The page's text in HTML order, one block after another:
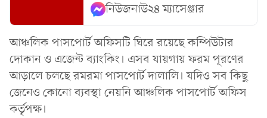
নিউজনাউ২৪ ম্যাসেঞ্জার
আঞ্চলিক পাসপোর্ট অফিসটি ঘিরে রয়েছে কম্পিউটার
দোকান ও এজেন্ট ব্যাংকিং। এসব যায়গায় ফরম পূরণের
আড়ালে চলছে রমরমা পাসপোর্ট দালালি। যদিও সব কিছু
জেনেও কোনো ব্যবস্থা নেয়নি আঞ্চলিক পাসপোর্ট অফিস
কর্তৃপক্ষ।